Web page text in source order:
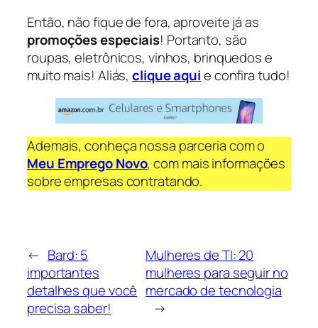
Então, não fique de fora, aproveite já as
promoções especiais! Portanto, são
roupas, eletrônicos, vinhos, brinquedos e
muito mais! Aliás,clique aquie confira tudo!
Ademais, conheça nossa parceria com o
Meu Emprego Novo, com mais informações
sobre empresas contratando.
← Bard: 5
importantes
detalhes que você
precisa saber!
Mulheres de TI: 20
mulheres para seguir no
mercado de tecnologia
→